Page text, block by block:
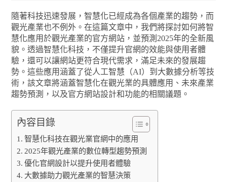
隨著科技迅速發展，智慧化已經成為各個產業的趨勢，而
觀光產業也不例外。在這篇文章中，我們將探討如何將智
慧化應用於觀光產業的官方網站，並預測2025年的全新風
貌。透過智慧化科技，不僅提升官網的效能與使用者體
驗，還可以讓網站更符合現代需求，滿足未來的發展趨
勢。這些應用涵蓋了從人工智慧（AI）到大數據分析等技
術，該文章將涵蓋智慧化在觀光業的具體應用、未來產業
趨勢預測，以及官方網站設計和功能的相關議題。
內容目錄
智慧化科技在觀光業官網中的應用
2025年觀光產業的數位轉型趨勢預測
優化官網設計以提升使用者體驗
大數據助力觀光產業的智慧決策